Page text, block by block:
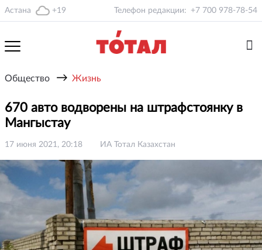
Астана +19 Телефон редакции: +7 700 978-78-54
Общество → Жизнь
670 авто водворены на штрафстоянку в
Мангыстау
17 июня 2021, 20:18 ИА Тотал Казахстан